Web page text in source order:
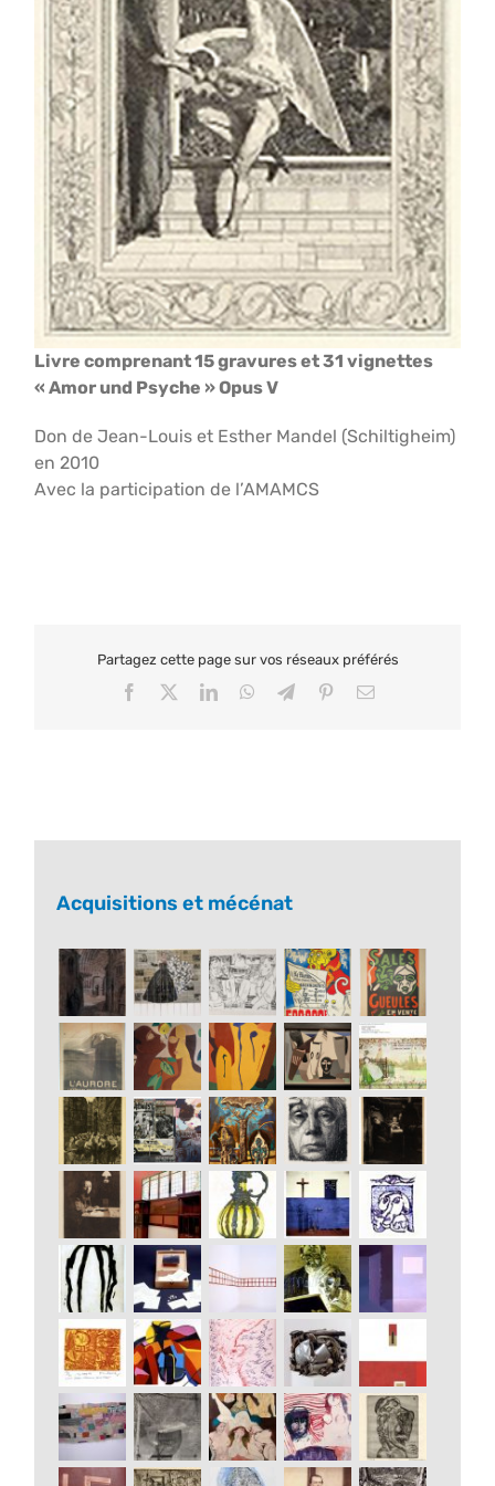
Livre comprenant 15 gravures et 31 vignettes
« Amor und Psyche » Opus V
Don de Jean-Louis et Esther Mandel (Schiltigheim)
en 2010
Avec la participation de l’AMAMCS
Partagez cette page sur vos réseaux préférés
Facebook LinkedInWhatsApp
TelegramPinterestEmail
Acquisitions et mécénat